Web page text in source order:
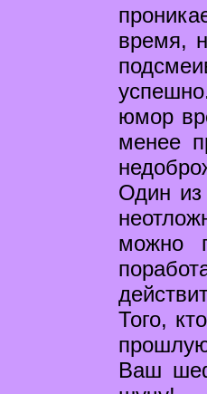
время,
юмор
менее
Один из
можно
Того,
Ваш